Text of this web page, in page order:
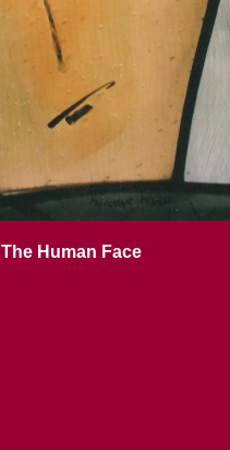
The Human Face